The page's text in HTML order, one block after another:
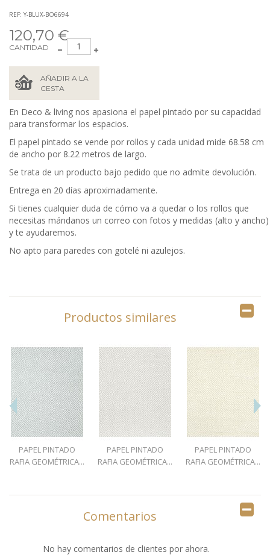
REF: Y-BLUX-BO6694
120,70 €
CANTIDAD
AÑADIR A LA
CESTA
En Deco & living nos apasiona el papel pintado por su capacidad
para transformar los espacios.
El papel pintado se vende por rollos y cada unidad mide 68.58 cm
de ancho por 8.22 metros de largo.
Se trata de un producto bajo pedido que no admite devolución.
Entrega en 20 días aproximadamente.
Si tienes cualquier duda de cómo va a quedar o los rollos que
necesitas mándanos un correo con fotos y medidas (alto y ancho)
y te ayudaremos.
No apto para paredes con gotelé ni azulejos.
Productos similares
PAPEL PINTADO
RAFIA GEOMÉTRICA...
PAPEL PINTADO
RAFIA GEOMÉTRICA...
PAPEL PINTADO
RAFIA GEOMÉTRICA...
Comentarios
No hay comentarios de clientes por ahora.